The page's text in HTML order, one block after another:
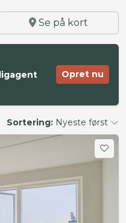
Se på kort
Opret nu
Sortering: Nyeste først